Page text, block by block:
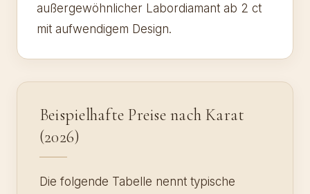
außergewöhnlicher Labordiamant ab 2 ct
mit aufwendigem Design.
Beispielhafte Preise nach Karat
(2026)
Die folgende Tabelle nennt typische